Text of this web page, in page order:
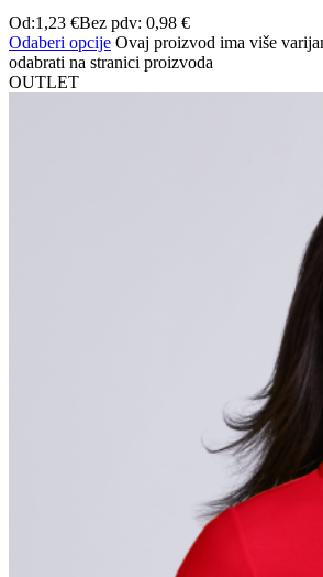
Od:1,23 €Bez pdv: 0,98 €
Odaberi opcije Ovaj proizvod ima više
odabrati na stranici proizvoda
OUTLET